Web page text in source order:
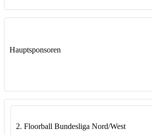
Hauptsponsoren
2. Floorball Bundesliga Nord/West